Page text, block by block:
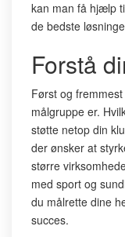
kan man få hjælp
de bedste
Forstå
Først og
målgruppe er.
støtte netop din
der ønsker at
større
med sport og
du målrette dine
succes.